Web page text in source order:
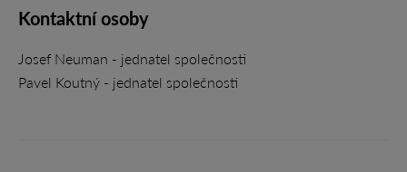
Kontaktní osoby
Josef Neuman - jednatel společnosti
Pavel Koutný - jednatel společnosti